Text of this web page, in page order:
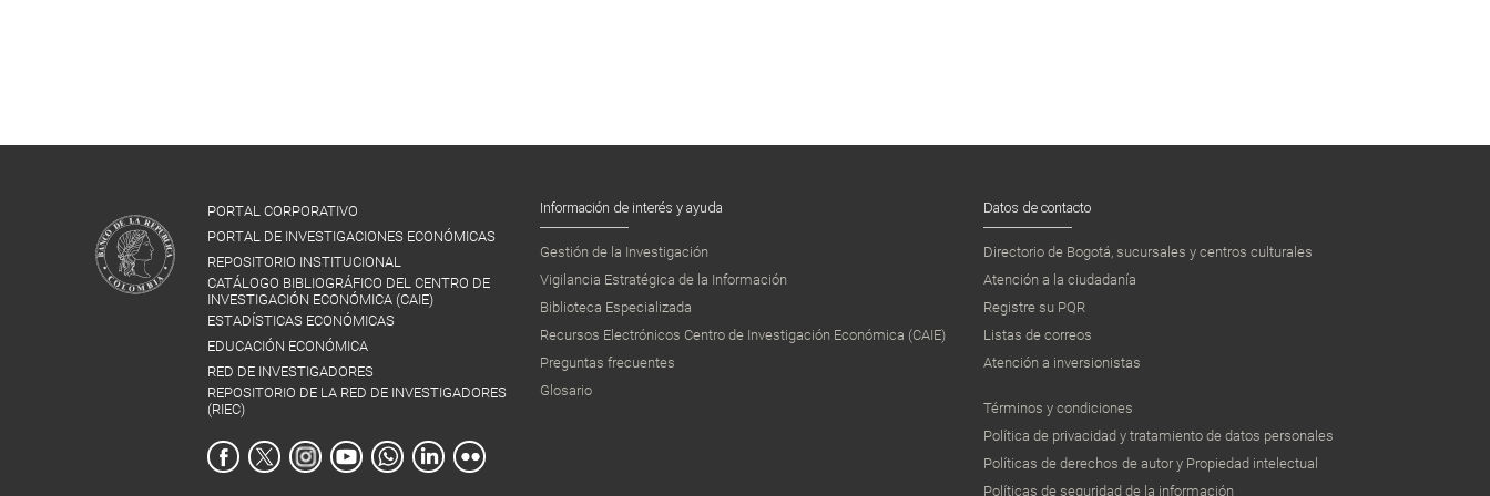
PORTAL CORPORATIVO
PORTAL DE INVESTIGACIONES ECONÓMICAS
REPOSITORIO INSTITUCIONAL
CATÁLOGO BIBLIOGRÁFICO DEL CENTRO DE
INVESTIGACIÓN ECONÓMICA (CAIE)
ESTADÍSTICAS ECONÓMICAS
EDUCACIÓN ECONÓMICA
RED DE INVESTIGADORES
REPOSITORIO DE LA RED DE INVESTIGADORES
(RIEC)
Información de interés y ayuda
Gestión de la Investigación
Vigilancia Estratégica de la Información
Biblioteca Especializada
Recursos Electrónicos Centro de Investigación Económica (CAIE)
Preguntas frecuentes
Glosario
Datos de contacto
Directorio de Bogotá, sucursales y centros culturales
Atención a la ciudadanía
Registre su PQR
Listas de correos
Atención a inversionistas
Términos y condiciones
Política de privacidad y tratamiento de datos personales
Políticas de derechos de autor y Propiedad intelectual
Políticas de seguridad de la información